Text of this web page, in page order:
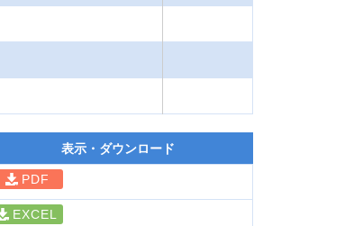
表示・ダウンロード
PDF
EXCEL